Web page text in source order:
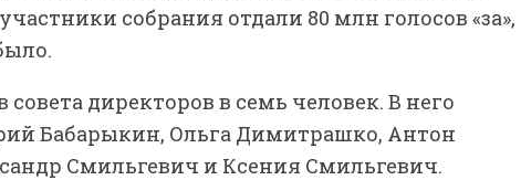
собрания отдали 80 млн голосов «за»,
директоров в семь человек. В него
Бабарыкин, Ольга Димитрашко, Антон
Смильгевич и Ксения Смильгевич.